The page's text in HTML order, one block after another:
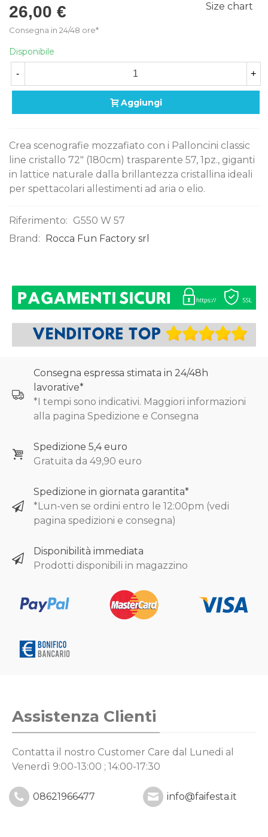
26,00 €
Consegna in 24/48 ore*
Size chart
Disponibile
- +
Aggiungi
Crea scenografie mozzafiato con i Palloncini classic
line cristallo 72" (180cm) trasparente 57, 1pz., giganti
in lattice naturale dalla brillantezza cristallina ideali
per spettacolari allestimenti ad aria o elio.
Riferimento: G550 W 57
Brand:
Rocca Fun Factory srl
Consegna espressa stimata in 24/48h
lavorative*
*I tempi sono indicativi. Maggiori informazioni
alla pagina Spedizione e Consegna
Spedizione 5,4 euro
Gratuita da 49,90 euro
Spedizione in giornata garantita*
*Lun-ven se ordini entro le 12:00pm (vedi
pagina spedizioni e consegna)
Disponibilità immediata
Prodotti disponibili in magazzino
Assistenza Clienti
Contatta il nostro Customer Care dal Lunedi al
Venerdì 9:00-13:00 ; 14:00-17:30
08621966477 info@faifesta.it